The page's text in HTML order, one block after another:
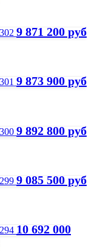
9 871 200 руб
9 873 900 руб
9 892 800 руб
9 085 500 руб
10 692 000